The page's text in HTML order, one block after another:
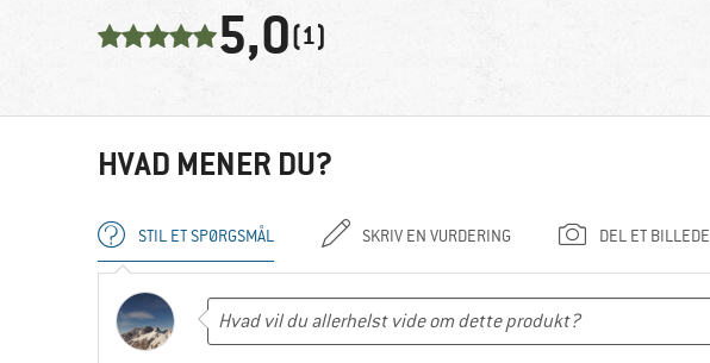
5,0(1)
HVAD MENER DU?
STIL ET SPØRGSMÅL SKRIV EN VURDERING DEL ET BILLEDE